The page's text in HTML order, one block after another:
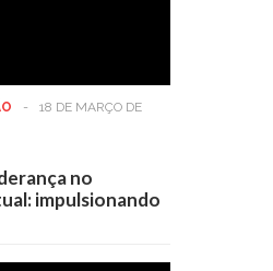
-
18 DE MARÇO DE
no
impulsionando